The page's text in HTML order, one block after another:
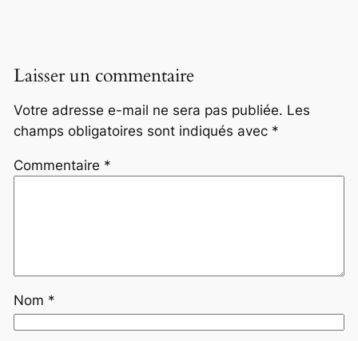
Laisser un commentaire
Votre adresse e-mail ne sera pas publiée. Les
champs obligatoires sont indiqués avec *
Commentaire *
Nom *